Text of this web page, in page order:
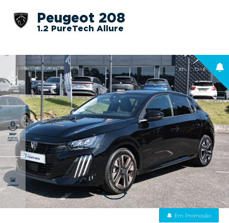
a
a
v
i
g
a
t
i
o
c
e
n
t
Peugeot 208
1.2 PureTech Allure
Em Promoção